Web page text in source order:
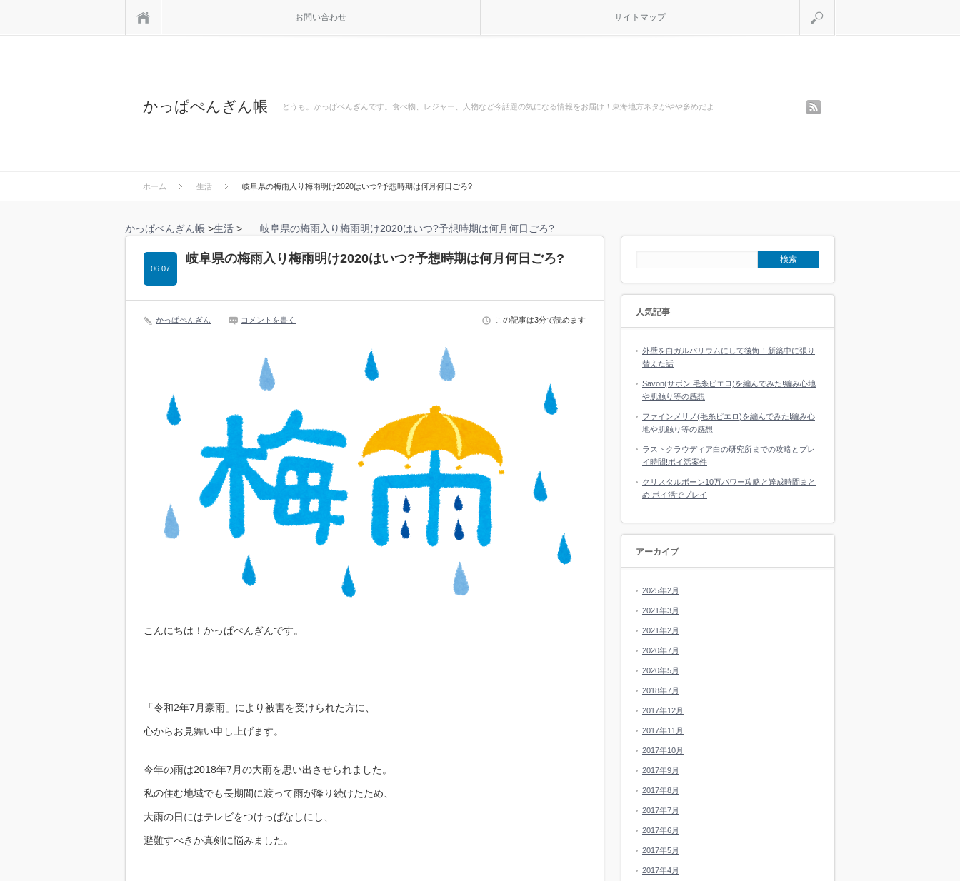
お問い合わせ サイトマップ
かっぱぺんぎん帳 どうも。かっぱぺんぎんです。食べ物、レジャー、人物など今話題の気になる情報をお届け！東海地方ネタがやや多めだよ
ホーム 生活 岐阜県の梅雨入り梅雨明け2020はいつ?予想時期は何月何日ごろ?
かっぱぺんぎん帳 >生活 > 岐阜県の梅雨入り梅雨明け2020はいつ?予想時期は何月何日ごろ?
岐阜県の梅雨入り梅雨明け2020はいつ?予想時期は何月何日ごろ?
06.07
かっぱぺんぎん コメントを書く この記事は3分で読めます
こんにちは！かっぱぺんぎんです。
「令和2年7月豪雨」により被害を受けられた方に、
心からお見舞い申し上げます。
今年の雨は2018年7月の大雨を思い出させられました。
私の住む地域でも長期間に渡って雨が降り続けたため、
大雨の日にはテレビをつけっぱなしにし、
避難すべきか真剣に悩みました。
人気記事
外壁を白ガルバリウムにして後悔！新築中に張り
替えた話
Savon(サボン 毛糸ピエロ)を編んでみた!編み心地
や肌触り等の感想
ファインメリノ(毛糸ピエロ)を編んでみた!編み心
地や肌触り等の感想
ラストクラウディア白の研究所までの攻略とプレ
イ時間!ポイ活案件
クリスタルボーン10万パワー攻略と達成時間まと
め!ポイ活でプレイ
アーカイブ
2025年2月
2021年3月
2021年2月
2020年7月
2020年5月
2018年7月
2017年12月
2017年11月
2017年10月
2017年9月
2017年8月
2017年7月
2017年6月
2017年5月
2017年4月